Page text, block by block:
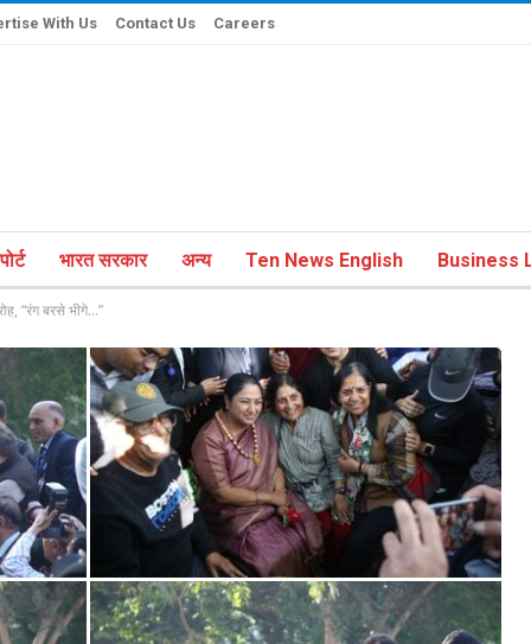
With Us Contact Us Careers
भारत सरकार अन्य Ten News English Business
“रंग बरसे भीगे…”